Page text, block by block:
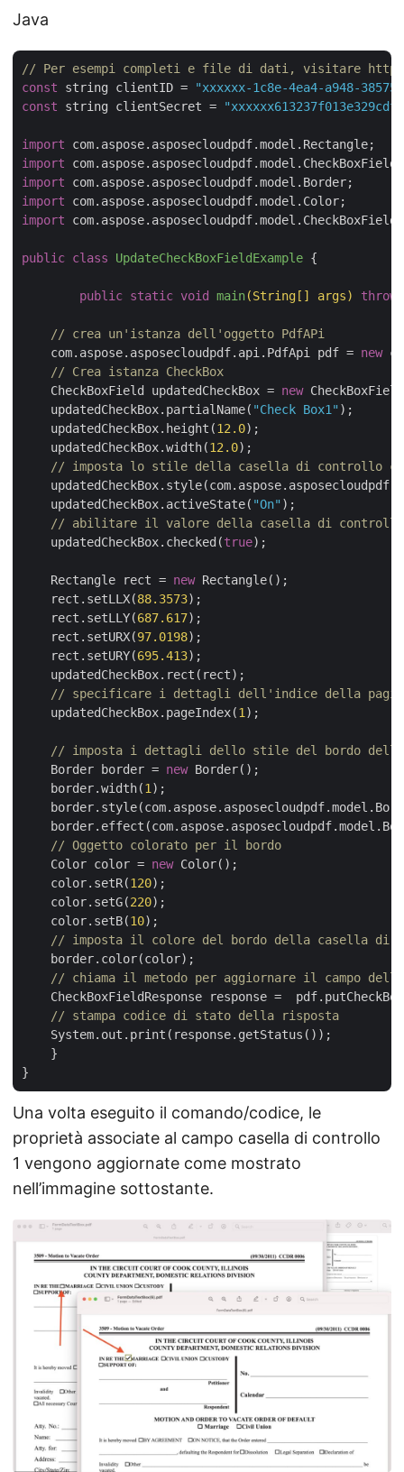
Java
// Per esempi completi e file di dati, visitare
const string clientID =
"xxxxxx-1c8e-4ea4-a948-
const string clientSecret =
import
import
import
import
import
public class UpdateCheckBoxFieldExample {
public static void main(String[] args) throws
// crea un'istanza dell'oggetto PdfAPi
    com.aspose.asposecloudpdf.api.PdfApi pdf =
new
// Crea istanza CheckBox
    CheckBoxField updatedCheckBox =
new
    updatedCheckBox.partialName(
"Check Box1" );
    updatedCheckBox.height(
12.0);
    updatedCheckBox.width(
12.0);
// imposta lo stile della casella di controllo
    updatedCheckBox.activeState(
"On" );
// abilitare il valore della casella di controllo
    updatedCheckBox.checked(
true);
    Rectangle rect =
new Rectangle();
    rect.setLLX(
88.3573);
    rect.setLLY(
687.617);
    rect.setURX(
97.0198);
    rect.setURY(
695.413);
    updatedCheckBox.rect(rect);
// specificare i dettagli dell'indice della
    updatedCheckBox.pageIndex(
1 );
// imposta i dettagli dello stile del bordo
    Border border =
new Border();
    border.width(
1 );
// Oggetto colorato per il bordo
    Color color =
new Color();
    color.setR(
120);
    color.setG(
220);
    color.setB(
10);
// imposta il colore del bordo della casella di
    border.color(color);
// chiama il metodo per aggiornare il campo
CheckBoxFieldResponse response =
// stampa codice di stato della risposta
    System.out.print(response.getStatus());
    }
Una volta eseguito il comando/codice, le
proprietà associate al campo casella di controllo
1 vengono aggiornate come mostrato
nell’immagine sottostante.